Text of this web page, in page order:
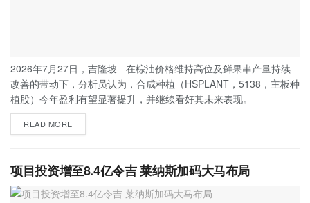
2026年7月27日，吉隆坡 - 在棕油价格维持高位及鲜果串产量持续
改善的带动下，分析员认为，合成种植（HSPLANT，5138，主板种
植股）今年盈利有望显著提升，并继续看好其未来表现。
READ MORE
项目投资增至8.4亿令吉 莱纳斯加码大马布局